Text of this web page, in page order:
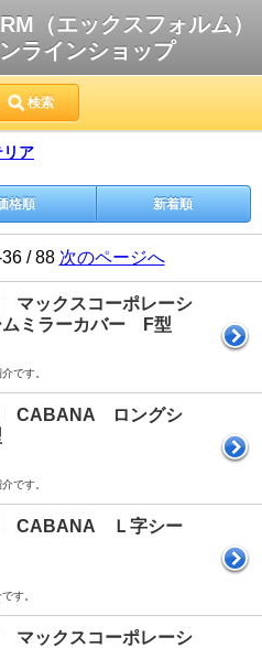
（エックスフォルム）
ラインショップ
検索
リア
格順 新着順
/ 88 次のページへ
マックスコーポレーシ
ミラーカバー F型
です。
CABANA ロングシ
です。
CABANA Ｌ字シー
す。
マックスコーポレーシ